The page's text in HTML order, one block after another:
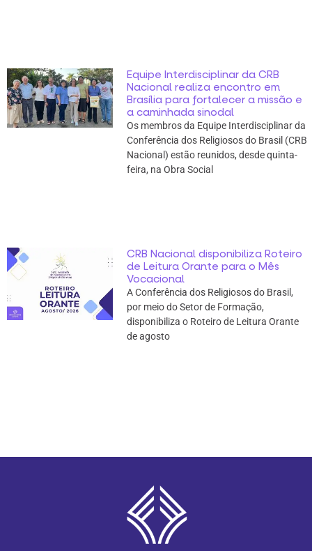
Equipe Interdisciplinar da CRB
Nacional realiza encontro em
Brasília para fortalecer a missão e
a caminhada sinodal
Os membros da Equipe Interdisciplinar da
Conferência dos Religiosos do Brasil (CRB
Nacional) estão reunidos, desde quinta-
feira, na Obra Social
CRB Nacional disponibiliza Roteiro
de Leitura Orante para o Mês
Vocacional
A Conferência dos Religiosos do Brasil,
por meio do Setor de Formação,
disponibiliza o Roteiro de Leitura Orante
de agosto